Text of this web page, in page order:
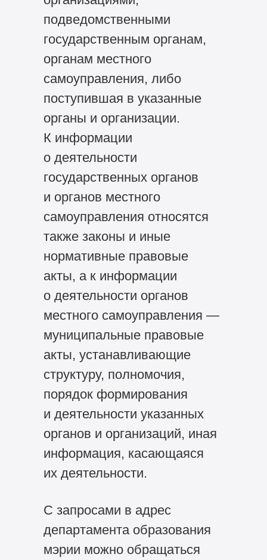
подведомственными
государственным органам,
органам местного
самоуправления, либо
поступившая в указанные
органы и организации.
К информации
о деятельности
государственных органов
и органов местного
самоуправления относятся
также законы и иные
нормативные правовые
акты, а к информации
о деятельности органов
местного самоуправления —
муниципальные правовые
акты, устанавливающие
структуру, полномочия,
порядок формирования
и деятельности указанных
органов и организаций, иная
информация, касающаяся
их деятельности.
C запросами в адрес
департамента образования
мэрии можно обращаться